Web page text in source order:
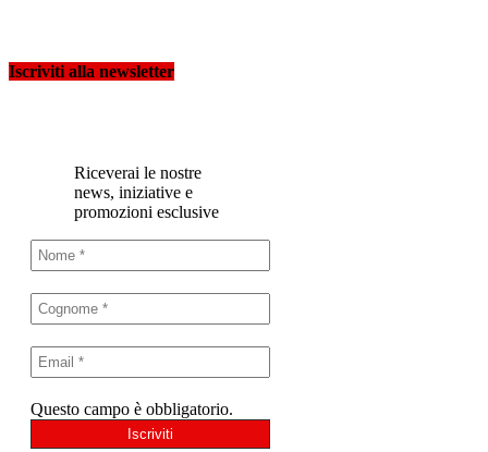
Iscriviti alla newsletter
Riceverai le nostre
news, iniziative e
promozioni esclusive
Questo campo è obbligatorio.